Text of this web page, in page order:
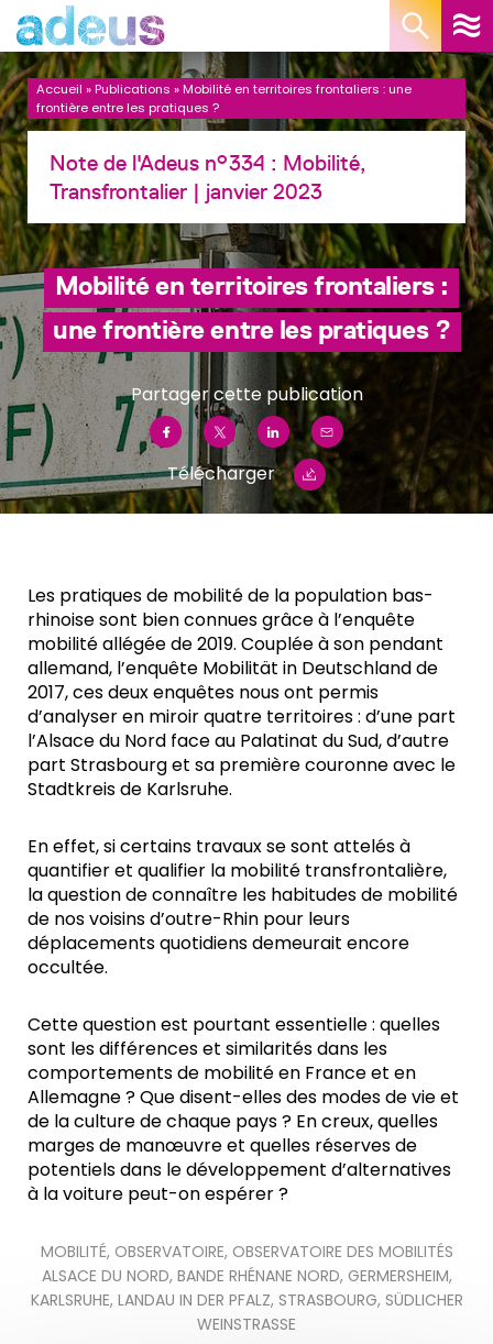
Accueil »Publications »Mobilité en territoires frontaliers : une
frontière entre les pratiques ?
Note de l'Adeus n°334 : Mobilité,
Transfrontalier | janvier 2023
Mobilité en territoires frontaliers :
une frontière entre les pratiques ?
Partager cette publication
Télécharger
Les pratiques de mobilité de la population bas-
rhinoise sont bien connues grâce à l’enquête
mobilité allégée de 2019. Couplée à son pendant
allemand, l’enquête Mobilität in Deutschland de
2017, ces deux enquêtes nous ont permis
d’analyser en miroir quatre territoires : d’une part
l’Alsace du Nord face au Palatinat du Sud, d’autre
part Strasbourg et sa première couronne avec le
Stadtkreis de Karlsruhe.
En effet, si certains travaux se sont attelés à
quantifier et qualifier la mobilité transfrontalière,
la question de connaître les habitudes de mobilité
de nos voisins d’outre-Rhin pour leurs
déplacements quotidiens demeurait encore
occultée.
Cette question est pourtant essentielle : quelles
sont les différences et similarités dans les
comportements de mobilité en France et en
Allemagne ? Que disent-elles des modes de vie et
de la culture de chaque pays ? En creux, quelles
marges de manœuvre et quelles réserves de
potentiels dans le développement d’alternatives
à la voiture peut-on espérer ?
MOBILITÉ, OBSERVATOIRE, OBSERVATOIRE DES MOBILITÉS
ALSACE DU NORD, BANDE RHÉNANE NORD, GERMERSHEIM,
KARLSRUHE, LANDAU IN DER PFALZ, STRASBOURG, SÜDLICHER
WEINSTRASSE
Panneau de gestion des cookies